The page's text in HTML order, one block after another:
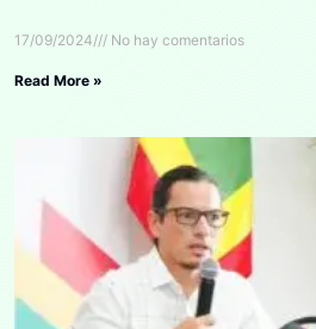
17/09/2024 No hay comentarios
Read More »